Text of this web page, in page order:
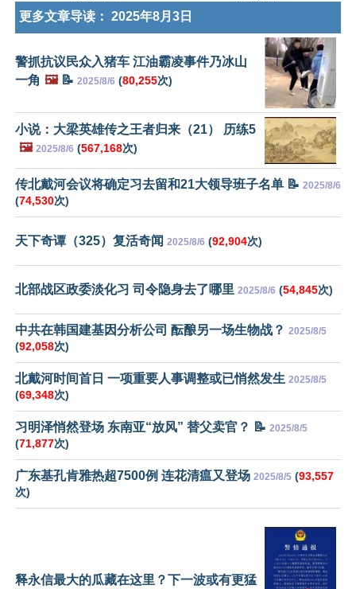
更多文章导读： 2025年8月3日
警抓抗议民众入猪车 江油霸凌事件乃冰山
一角 🖼️📝 2025/8/6 (80,255次)
小说：大梁英雄传之王者归来（21） 历练5
🖼️ 2025/8/6 (567,168次)
传北戴河会议将确定习去留和21大领导班子名单 📝 2025/8/6
(74,530次)
天下奇谭（325）复活奇闻 2025/8/6 (92,904次)
北部战区政委淡化习 司令隐身去了哪里 2025/8/6 (54,845次)
中共在韩国建基因分析公司 酝酿另一场生物战？ 2025/8/5
(92,058次)
北戴河时间首日 一项重要人事调整或已悄然发生 2025/8/5
(69,348次)
习明泽悄然登场 东南亚“放风” 替父卖官？ 📝 2025/8/5
(71,877次)
广东基孔肯雅热超7500例 连花清瘟又登场 2025/8/5 (93,557
次)
释永信最大的瓜藏在这里？下一波或有更猛